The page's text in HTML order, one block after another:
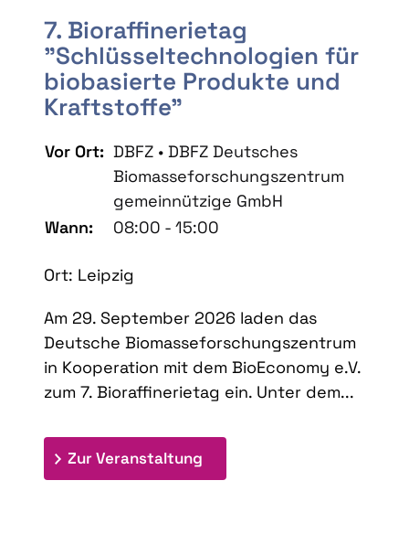
7. Bioraffinerietag
"Schlüsseltechnologien für
biobasierte Produkte und
Kraftstoffe"
Vor Ort: DBFZ • DBFZ Deutsches
Biomasseforschungszentrum
gemeinnützige GmbH
Wann:
08:00 - 15:00
Ort: Leipzig
Am 29. September 2026 laden das
Deutsche Biomasseforschungszentrum
in Kooperation mit dem BioEconomy e.V.
zum 7. Bioraffinerietag ein. Unter dem...
Zur Veranstaltung